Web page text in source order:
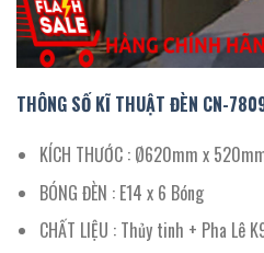
THÔNG SỐ KĨ THUẬT ĐÈN CN-
KÍCH THƯỚC : Ø620mm x
BÓNG ĐÈN : E14 x 6 Bóng
CHẤT LIỆU : Thủy tinh + Pha Lê